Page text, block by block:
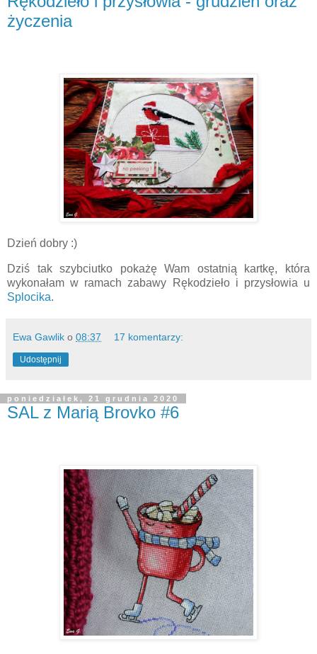
życzenia
Dzień dobry :)
Dziś tak szybciutko pokażę Wam ostatnią kartkę, która
wykonałam w ramach zabawy Rękodzieło i przysłowia u
Splocika.
Ewa Gawlik o 08:37 17 komentarzy:
Udostępnij
poniedziałek, 21 grudnia 2020
SAL z Marią Brovko #6